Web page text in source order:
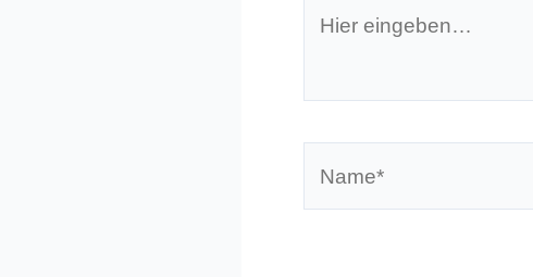
eingeben…